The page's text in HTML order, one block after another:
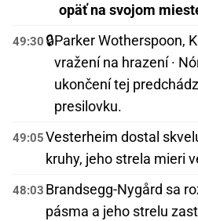
opäť na svojom
49:30 🔒Parker Wotherspoon,
vražení na hrazení ·
ukončení tej
presilovku.
49:05Vesterheim dostal
kruhy, jeho strela mieri
48:03 Brandsegg-Nygård sa
pásma a jeho strelu